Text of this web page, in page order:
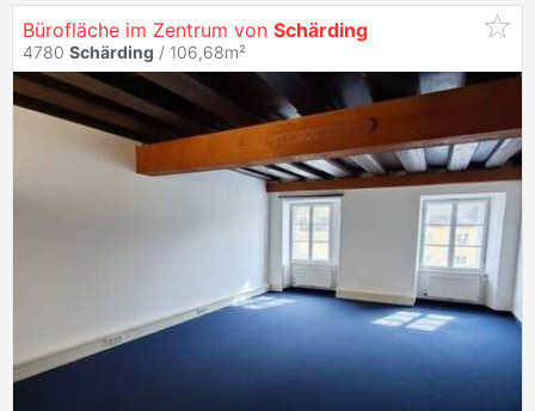
Bürofläche im Zentrum von Schärding
4780 Schärding / 106,68m²